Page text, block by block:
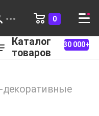
0
Каталог
товаров
30 000+
декоративные